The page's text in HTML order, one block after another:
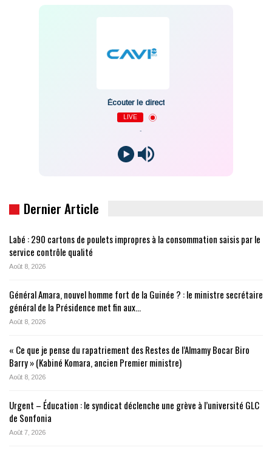
Écouter le direct
LIVE
Dernier Article
Labé : 290 cartons de poulets impropres à la consommation saisis par le
service contrôle qualité
Août 8, 2026
Général Amara, nouvel homme fort de la Guinée ? : le ministre secrétaire
général de la Présidence met fin aux…
Août 8, 2026
« Ce que je pense du rapatriement des Restes de l’Almamy Bocar Biro
Barry » (Kabiné Komara, ancien Premier ministre)
Août 8, 2026
Urgent – Éducation : le syndicat déclenche une grève à l’université GLC
de Sonfonia
Août 7, 2026